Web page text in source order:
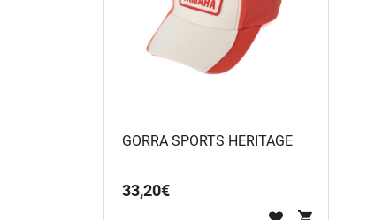
GORRA SPORTS HERITAGE
33,20€